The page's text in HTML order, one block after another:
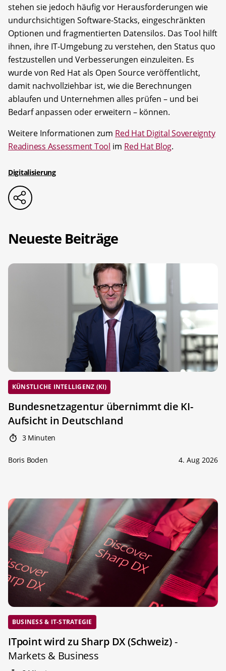
stehen sie jedoch häufig vor Herausforderungen wie
undurchsichtigen Software-Stacks, eingeschränkten
Optionen und fragmentierten Datensilos. Das Tool hilft
ihnen, ihre IT-Umgebung zu verstehen, den Status quo
festzustellen und Verbesserungen einzuleiten. Es
wurde von Red Hat als Open Source veröffentlicht,
damit nachvollziehbar ist, wie die Berechnungen
ablaufen und Unternehmen alles prüfen – und bei
Bedarf anpassen oder erweitern – können.
Weitere Informationen zum Red Hat Digital Sovereignty
Readiness Assessment Tool im Red Hat Blog.
Digitalisierung
Neueste Beiträge
KÜNSTLICHE INTELLIGENZ (KI)
Bundesnetzagentur übernimmt die KI-
Aufsicht in Deutschland
3 Minuten
Boris Boden 4. Aug 2026
BUSINESS & IT-STRATEGIE
ITpoint wird zu Sharp DX (Schweiz)-
Markets & Business